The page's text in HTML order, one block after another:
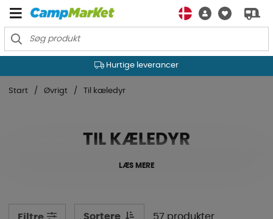
Hurtige leverancer
Start Øvrigt Til kæledyr
TIL KÆLEDYR
LÆS MERE
Filtre Sortere 57 produkter